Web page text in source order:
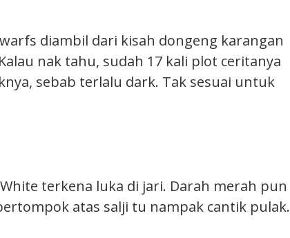
diambil dari kisah dongeng karangan
nak tahu, sudah 17 kali plot ceritanya
sebab terlalu dark. Tak sesuai untuk
terkena luka di jari. Darah merah pun
atas salji tu nampak cantik pulak.